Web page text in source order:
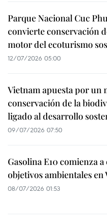
Parque Nacional Cuc
convierte conservación
motor del ecoturismo
12/07/2026 05:00
Vietnam apuesta por un
conservación de la
ligado al desarrollo
09/07/2026 07:50
Gasolina E10 comienza
objetivos ambientales en
08/07/2026 01:53